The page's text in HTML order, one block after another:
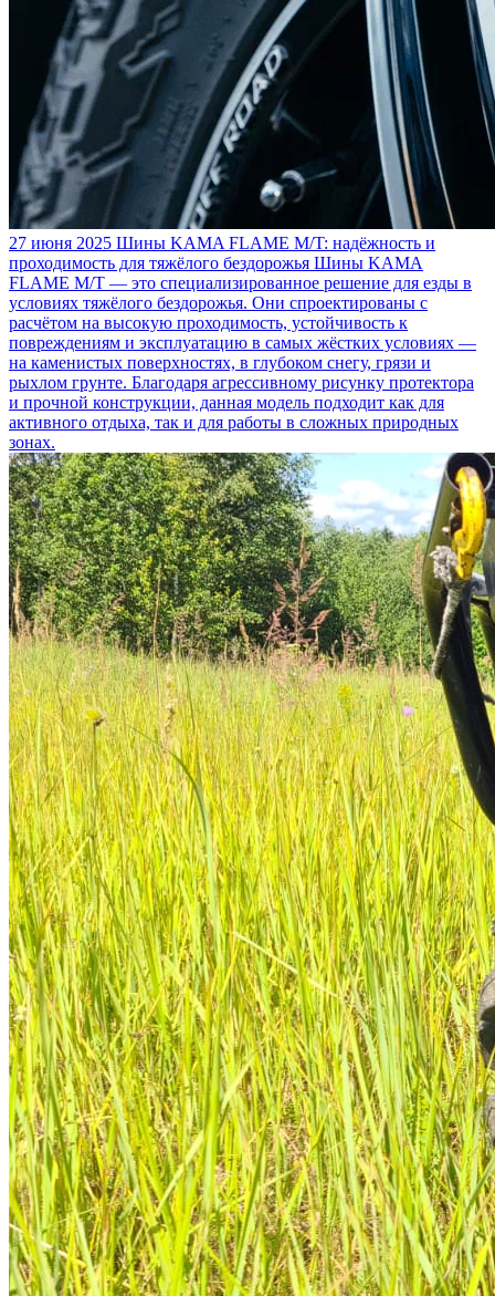
27 июня 2025 Шины KAMA FLAME M/T: надёжность и
проходимость для тяжёлого бездорожья Шины KAMA
FLAME M/T — это специализированное решение для езды в
условиях тяжёлого бездорожья. Они спроектированы с
расчётом на высокую проходимость, устойчивость к
повреждениям и эксплуатацию в самых жёстких условиях —
на каменистых поверхностях, в глубоком снегу, грязи и
рыхлом грунте. Благодаря агрессивному рисунку протектора
и прочной конструкции, данная модель подходит как для
активного отдыха, так и для работы в сложных природных
зонах.